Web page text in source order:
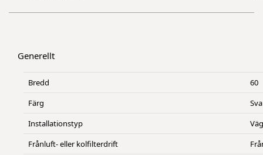
Generellt
Bredd
60
Färg
Installationstyp
Frånluft- eller kolfilterdrift